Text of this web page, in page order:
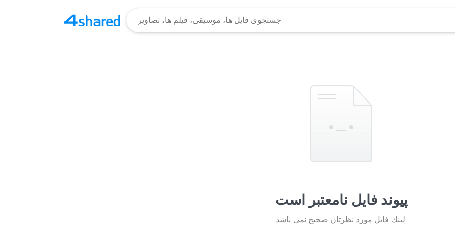
پیوند فایل نامعتبر است
لينك فايل مورد نظرتان صحيح نمی باشد.